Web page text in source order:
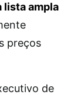
lista ampla
preços
de